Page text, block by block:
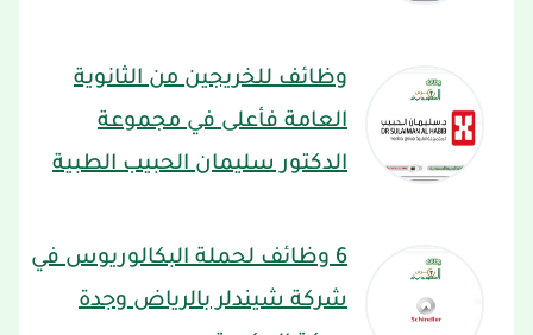
وظائف للخريجين من الثانوية
العامة فأعلى في مجموعة
الدكتور سليمان الحبيب الطبية
6 وظائف لحملة البكالوريوس في
شركة شيندلر بالرياض وجدة